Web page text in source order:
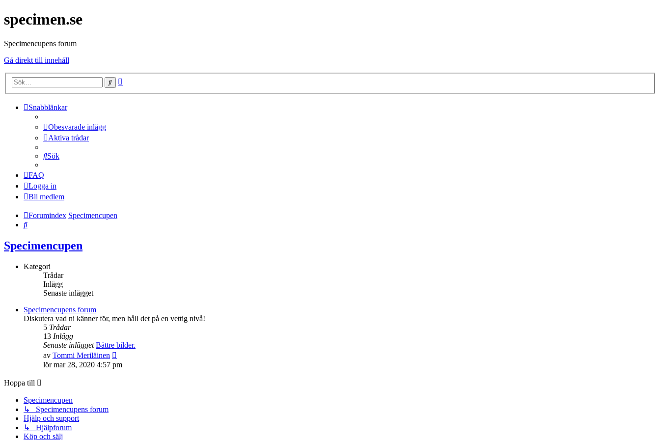
specimen.se
Specimencupens forum
Gå direkt till innehåll
Sök
Snabblänkar
Obesvarade inlägg
Aktiva trådar
Sök
FAQ
Logga in
Bli medlem
Forumindex Specimencupen
Sök
Specimencupen
Kategori
Trådar
Inlägg
Senaste inlägget
Specimencupens forum
Diskutera vad ni känner för, men håll det på en vettig nivå!
5 Trådar
13 Inlägg
Senaste inlägget Bättre bilder.
av Tommi Meriläinen
till
lör mar 28, 2020 4:57 pm
Hoppa till
Specimencupen
↳ Specimencupens forum
Hjälp och support
↳ Hjälpforum
Köp och sälj